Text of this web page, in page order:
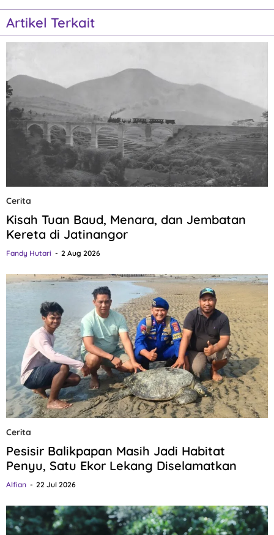
Artikel Terkait
Cerita
Kisah Tuan Baud, Menara, dan Jembatan
Kereta di Jatinangor
Fandy Hutari 2 Aug 2026
Cerita
Pesisir Balikpapan Masih Jadi Habitat
Penyu, Satu Ekor Lekang Diselamatkan
Alfian 22 Jul 2026